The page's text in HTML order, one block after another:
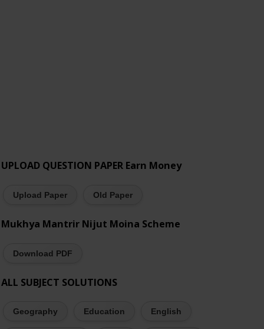
UPLOAD QUESTION PAPER Earn Money
Upload Paper Old Paper
Mukhya Mantrir Nijut Moina Scheme
Download PDF
ALL SUBJECT SOLUTIONS
Geography Education English